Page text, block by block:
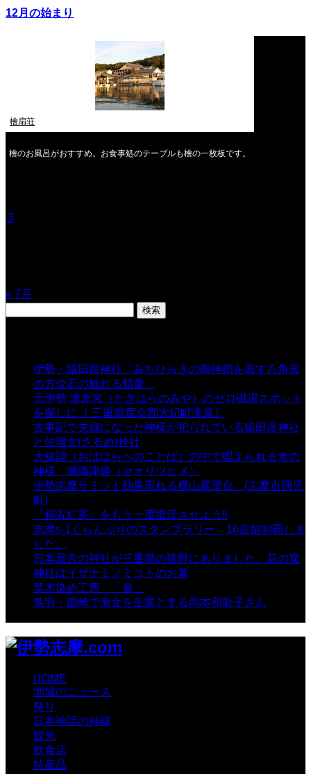
12月の始まり
檜扇荘
檜のお風呂がおすすめ。お食事処のテーブルも檜の一枚板です。
3
« 7月
伊勢・猿田彦神社「みちひらきの御神徳を表す八角形
の方位石の触れる順番」
元伊勢 瀧原宮（たきはらのみや）のゼロ磁場スポット
を探しに（ 三重県度会郡大紀町滝原）
古事記で夫婦になった神様が祀られている猿田彦神社
と佐瑠女(さるめ)神社
大祓詞（おほはらへのことば）の中で唱えられる水の
神様 瀬織津姫（セオリツヒメ）
伊勢志摩サミット効果現れる横山展望台 (志摩市阿児
町)
『鵜方紅茶』をもう一度復活させよう!!
志摩s-1ぐらんぷりのスタンプラリー 16店舗制覇しま
した。
日本最古の神社が三重県の熊野にありました。花の窟
神社はイザナミノミコトのお墓
草木染め工房 「遊」
鳥羽・国崎で海女を生業とする岡本和歌子さん
HOME
地域のニュース
祭り
日本神話の神様
観光
飲食店
特産品